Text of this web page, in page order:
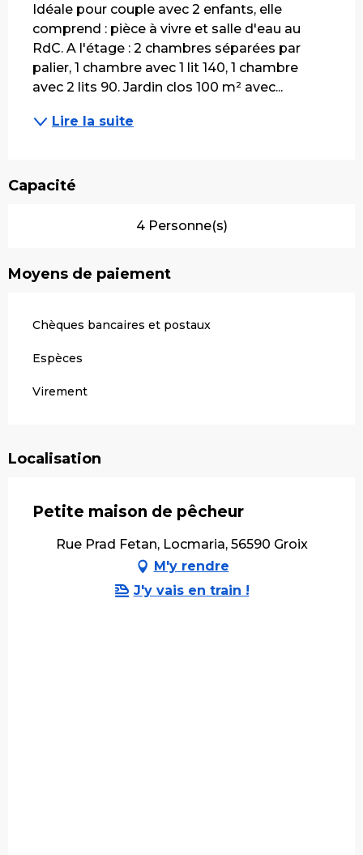
Idéale pour couple avec 2 enfants, elle
comprend : pièce à vivre et salle d'eau au
RdC. A l'étage : 2 chambres séparées par
palier, 1 chambre avec 1 lit 140, 1 chambre
avec 2 lits 90. Jardin clos 100 m² avec...
Lire la suite
Capacité
4 Personne(s)
Moyens de paiement
Chèques bancaires et postaux
Espèces
Virement
Localisation
Petite maison de pêcheur
Rue Prad Fetan, Locmaria, 56590 Groix
M'y rendre
J'y vais en train !